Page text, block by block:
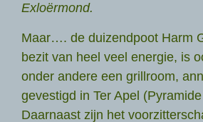
Exloërmond.
Maar…. de duizendpoot Harm
bezit van heel veel energie, is
onder andere een grillroom,
gevestigd in Ter Apel
Daarnaast zijn het